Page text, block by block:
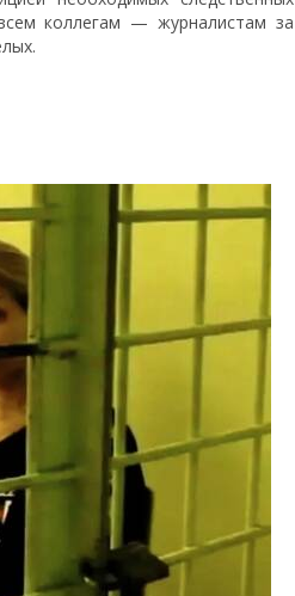
коллегам — журналистам за